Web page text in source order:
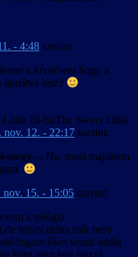
- 4:48 szerint:
a kérdésem hogy a
igazítva lesz?
The Sweet Little
nov. 12. - 22:17 szerint:
megy… Na, most majdnem
nov. 15. - 15:05 szerint:
a trilógia
mivel utána már nem
fogom őket venni addíg
kész nem lesz hozzá